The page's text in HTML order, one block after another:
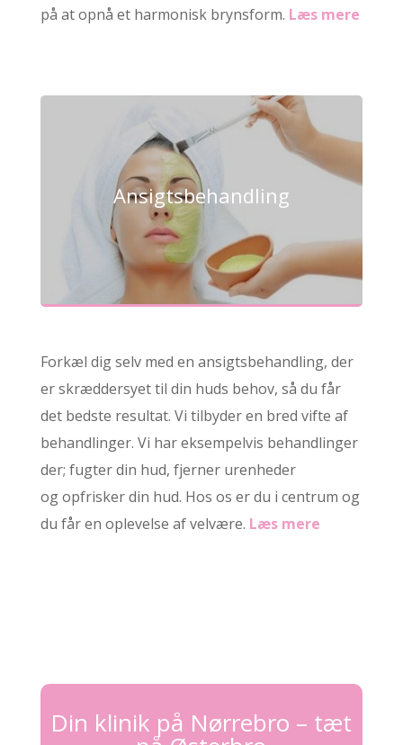
på at opnå et harmonisk brynsform. Læs mere
Ansigtsbehandling
Forkæl dig selv med en ansigtsbehandling, der
er skræddersyet til din huds behov, så du får
det bedste resultat. Vi tilbyder en bred vifte af
behandlinger. Vi har eksempelvis behandlinger
der; fugter din hud, fjerner urenheder
og opfrisker din hud. Hos os er du i centrum og
du får en oplevelse af velvære. Læs mere
Din klinik på Nørrebro – tæt